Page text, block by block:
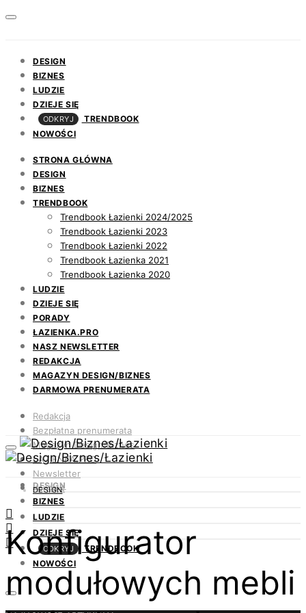
DESIGN
BIZNES
LUDZIE
DZIEJE SIĘ
ODKRYJ
TRENDBOOK
NOWOŚCI
STRONA GŁÓWNA
DESIGN
BIZNES
TRENDBOOK
Trendbook Łazienki 2024/2025
Trendbook Łazienki 2023
Trendbook Łazienki 2022
Trendbook Łazienka 2021
Trendbook Łazienka 2020
LUDZIE
DZIEJE SIĘ
PORADY
ŁAZIENKA.PRO
NASZ NEWSLETTER
REDAKCJA
MAGAZYN DESIGN/BIZNES
DARMOWA PRENUMERATA
Redakcja
Bezpłatna prenumerata
Magazyn Design/Biznes
ŁAZIENKA.PRO
Newsletter
Kontakt
DESIGN
BIZNES
LUDZIE
DZIEJE SIĘ
ODKRYJ
TRENDBOOK
NOWOŚCI
DESIGN
Konfigurator
modułowych mebli